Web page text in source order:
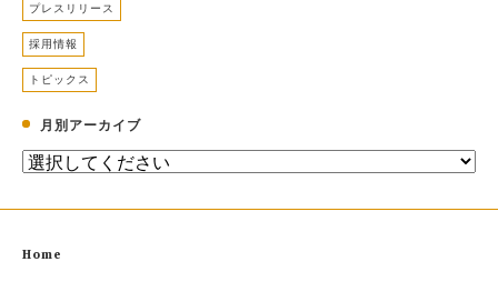
プレスリリース
採用情報
トピックス
月別アーカイブ
Home